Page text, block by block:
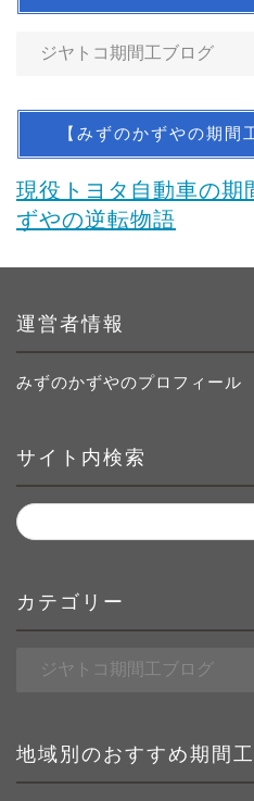
【みずのかずやの期間
現役トヨタ自動車の期
ずやの逆転物語
運営者情報
みずのかずやのプロフィール
サイト内検索
カテゴリー
ー
地域別のおすすめ期間工